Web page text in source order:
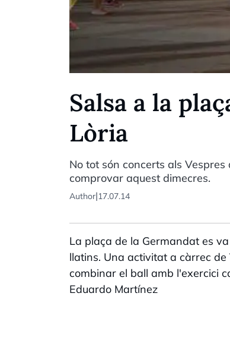
Salsa a la
Lòria
No tot són concerts als
comprovar aquest dimecres.
Author|17.07.14
La plaça de la Germandat es
llatins. Una activitat a càrrec
combinar el ball amb l'exercici
Eduardo Martínez